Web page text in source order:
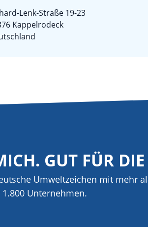
Lenk-Straße 19-23
Kappelrodeck
GUT FÜR
Umweltzeichen mit mehr
Unternehmen.